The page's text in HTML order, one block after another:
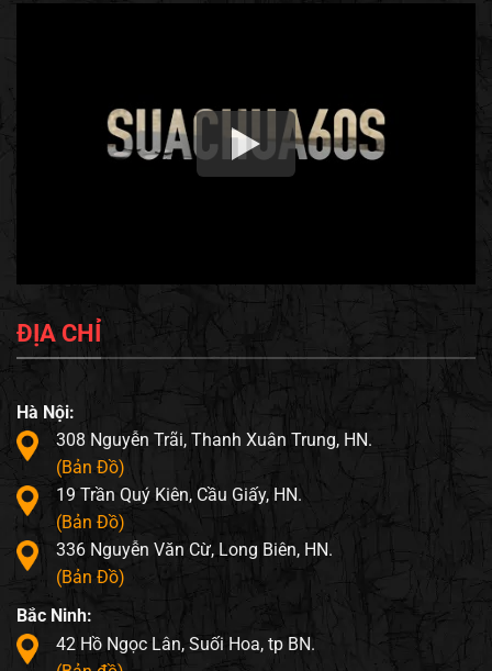
ĐỊA CHỈ
Hà Nội:
308 Nguyễn Trãi, Thanh Xuân Trung, HN.
(Bản Đồ)
19 Trần Quý Kiên, Cầu Giấy, HN.
(Bản Đồ)
336 Nguyễn Văn Cừ, Long Biên, HN.
(Bản Đồ)
Bắc Ninh:
42 Hồ Ngọc Lân, Suối Hoa, tp BN.